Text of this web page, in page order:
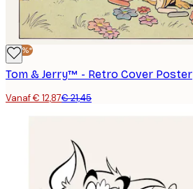
-40%*
Tom & Jerry™ - Retro Cover Poster
Vanaf € 12,87€ 21,45